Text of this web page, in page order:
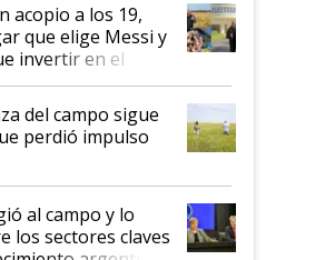
acopio a los 19,
que elige Messi y
invertir en el
era como "darle
para droga":
el libertario
dura crisis salió
del campo sigue
perdió impulso
al campo y lo
los sectores claves